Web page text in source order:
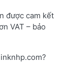
được cam kết
VAT – bảo